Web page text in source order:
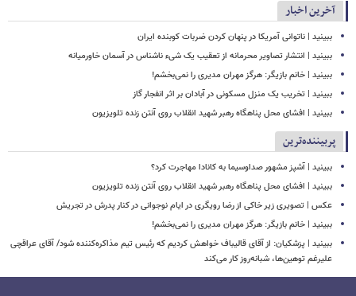
آخرین اخبار
‏ببینید | ناتوانی آمریکا در پنهان کردن ضربات کوبنده ایران
ببینید | انتشار تصاویر محرمانه از تعقیب یک شیء ناشناس در آسمان خاورمیانه
ببینید | خانم بازیگر: هرگز مهران مدیری را نمی‌بخشم!
ببینید | تخریب یک منزل مسکونی در آبادان بر اثر انفجار گاز
ببینید | افشای محل پناهگاه‌ رهبر شهید انقلاب روی آنتن زنده تلویزیون
پربیننده‌ترین
ببینید | آشپز مشهور صداوسیما به کانادا مهاجرت کرد؟
ببینید | افشای محل پناهگاه‌ رهبر شهید انقلاب روی آنتن زنده تلویزیون
عکس | تصویری زیر خاکی از رضا رویگری در ایام نوجوانی در کنار پدرش در تجریش
ببینید | خانم بازیگر: هرگز مهران مدیری را نمی‌بخشم!
ببینید | پزشکیان: از آقای قالیباف خواهش کردیم که رئیس تیم مذاکره‌کننده شود/ آقای عراقچی
علیرغم توهین‌ها، شبانه‌روز کار می‌کند